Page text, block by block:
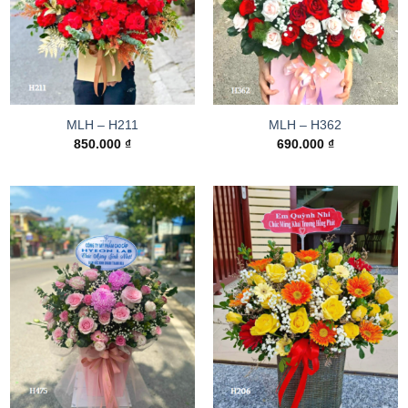
MLH – H211
850.000₫
MLH – H362
690.000 ₫